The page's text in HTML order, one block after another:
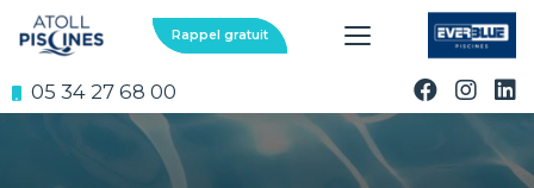
au
contenu
05 34 27 68 00
Rappel gratuit